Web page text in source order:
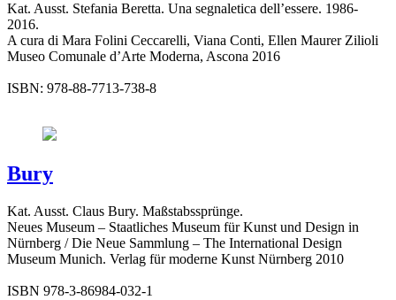
Kat. Ausst. Stefania Beretta. Una segnaletica dell’essere. 1986-
2016.
A cura di Mara Folini Ceccarelli, Viana Conti, Ellen Maurer Zilioli
Museo Comunale d’Arte Moderna, Ascona 2016
ISBN: 978-88-7713-738-8
Bury
Kat. Ausst. Claus Bury. Maßstabssprünge.
Neues Museum – Staatliches Museum für Kunst und Design in
Nürnberg / Die Neue Sammlung – The International Design
Museum Munich. Verlag für moderne Kunst Nürnberg 2010
ISBN 978-3-86984-032-1